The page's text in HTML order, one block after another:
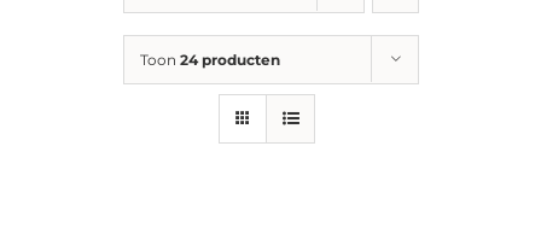
Assortiment
Broodjes/Sandwiches
Toon 24 producten